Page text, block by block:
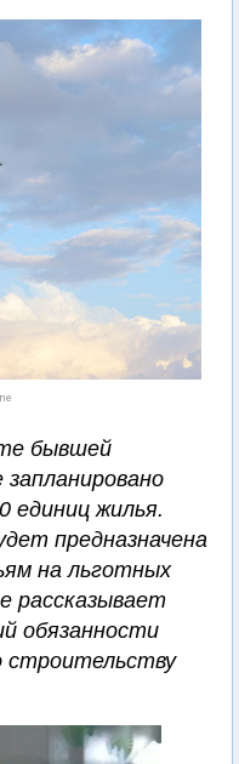
бывшей
единиц жилья.
предназначена
на льготных
рассказывает
обязанности
строительству